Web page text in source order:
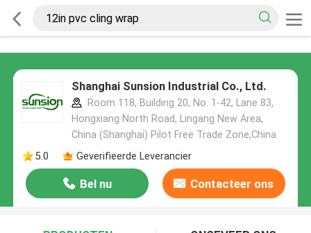
Shanghai Sunsion Industrial Co., Ltd.
Room 118, Building 20, No. 1-42, Lane 83,
Hongxiang North Road, Lingang New Area,
China (Shanghai) Pilot Free Trade Zone,China
5.0
Geverifieerde Leverancier
Bel nu Contacteer ons